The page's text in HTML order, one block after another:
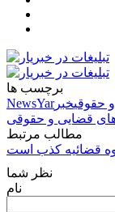
برچسب ها
NewsYar
حقوقیخبر
قضایی و حقوقی
مطالب مرتبط
قضائیه کذب است
نظر شما
نام